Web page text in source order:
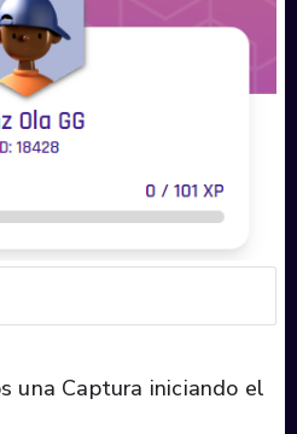
una Captura iniciando el